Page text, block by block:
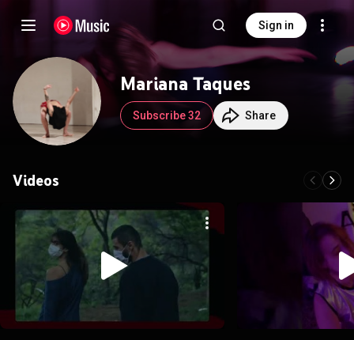
Sign in
Mariana Taques
Subscribe 32 Share
Videos